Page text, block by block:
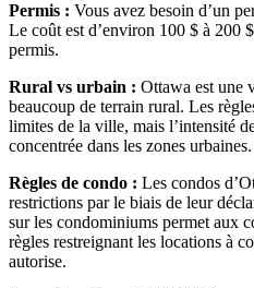
Permis : Vous avez besoin d’un
Le coût est d’environ 100 $ à 200
permis.
Rural vs urbain : Ottawa est une
beaucoup de terrain rural. Les
limites de la ville, mais l’intensité
concentrée dans les zones urbaines.
Règles de condo : Les condos
restrictions par le biais de leur
sur les condominiums permet aux
règles restreignant les locations à
autorise.